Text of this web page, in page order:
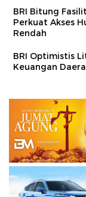
BRI Bitung
Perkuat Akses
Rendah
BRI Optimistis
Keuangan